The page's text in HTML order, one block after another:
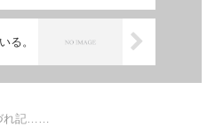
る。
れ記……